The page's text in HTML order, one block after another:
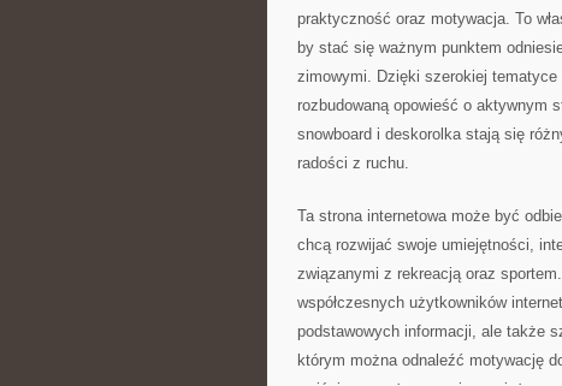
praktyczność oraz motywacja. To
by stać się ważnym punktem
zimowymi. Dzięki szerokiej
rozbudowaną opowieść o aktywnym
snowboard i deskorolka stają się
radości z ruchu.
Ta strona internetowa może być
chcą rozwijać swoje umiejętności,
związanymi z rekreacją oraz
współczesnych użytkowników
podstawowych informacji, ale także
którym można odnaleźć motywację